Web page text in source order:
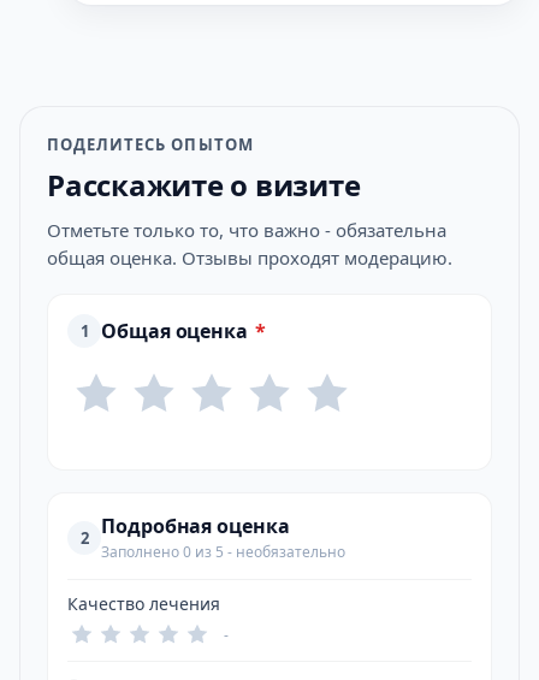
ПОДЕЛИТЕСЬ ОПЫТОМ
Расскажите о визите
Отметьте только то, что важно - обязательна
общая оценка. Отзывы проходят модерацию.
1 Общая оценка *
2 Подробная оценка
Заполнено 0 из 5 - необязательно
Качество лечения
-